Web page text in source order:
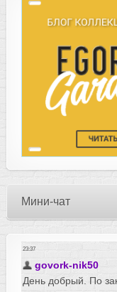
Мини-чат